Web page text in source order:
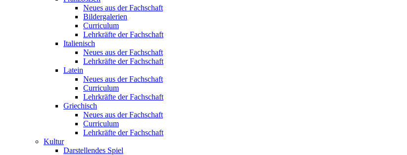
Neues aus der Fachschaft
Bildergalerien
Curriculum
Lehrkräfte der Fachschaft
Italienisch
Neues aus der Fachschaft
Lehrkräfte der Fachschaft
Latein
Neues aus der Fachschaft
Curriculum
Lehrkräfte der Fachschaft
Griechisch
Neues aus der Fachschaft
Curriculum
Lehrkräfte der Fachschaft
Kultur
Darstellendes Spiel